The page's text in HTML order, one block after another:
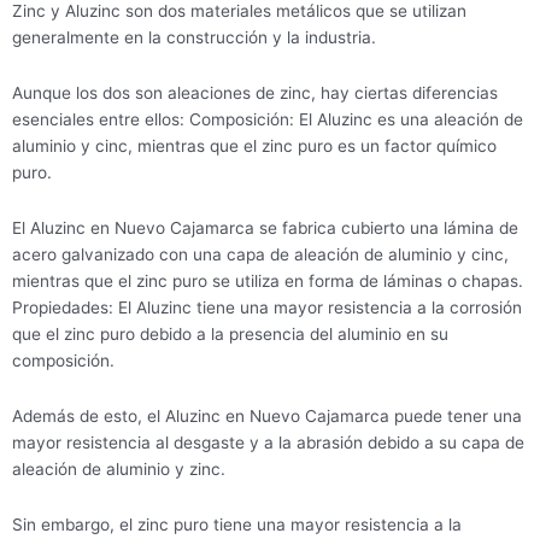
Zinc y Aluzinc son dos materiales metálicos que se utilizan
generalmente en la construcción y la industria.
Aunque los dos son aleaciones de zinc, hay ciertas diferencias
esenciales entre ellos: Composición: El Aluzinc es una aleación de
aluminio y cinc, mientras que el zinc puro es un factor químico
puro.
El Aluzinc en Nuevo Cajamarca se fabrica cubierto una lámina de
acero galvanizado con una capa de aleación de aluminio y cinc,
mientras que el zinc puro se utiliza en forma de láminas o chapas.
Propiedades: El Aluzinc tiene una mayor resistencia a la corrosión
que el zinc puro debido a la presencia del aluminio en su
composición.
Además de esto, el Aluzinc en Nuevo Cajamarca puede tener una
mayor resistencia al desgaste y a la abrasión debido a su capa de
aleación de aluminio y zinc.
Sin embargo, el zinc puro tiene una mayor resistencia a la